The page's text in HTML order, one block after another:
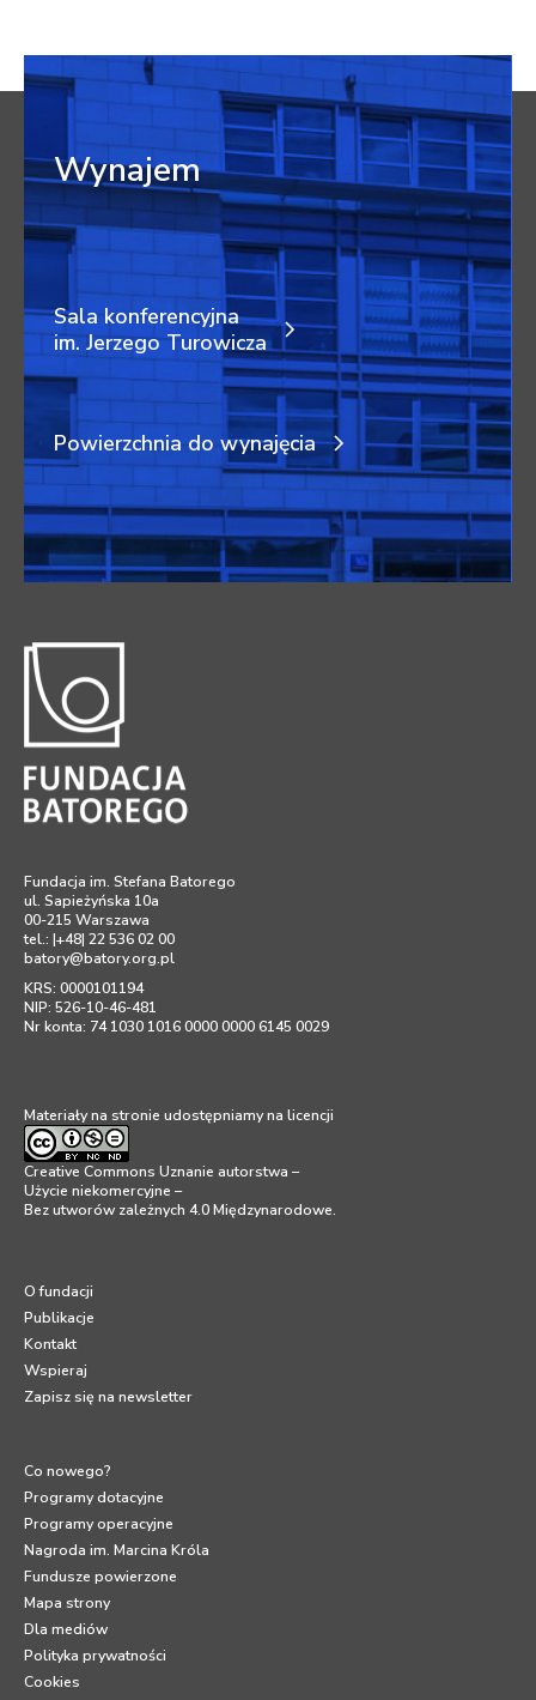
Fundacja im. Stefana Batorego
ul. Sapieżyńska 10a
00-215 Warszawa
tel.: |+48| 22 536 02 00
batory@batory.org.pl
KRS: 0000101194
NIP: 526-10-46-481
Nr konta: 74 1030 1016 0000 0000 6145 0029
Materiały na stronie udostępniamy na licencji
Creative Commons Uznanie autorstwa –
Użycie niekomercyjne –
Bez utworów zależnych 4.0 Międzynarodowe.
O fundacji
Publikacje
Kontakt
Wspieraj
Zapisz się na newsletter
Co nowego?
Programy dotacyjne
Programy operacyjne
Nagroda im. Marcina Króla
Fundusze powierzone
Mapa strony
Dla mediów
Polityka prywatności
Cookies
Wynajem
Sala konferencyjna
im. Jerzego Turowicza
Powierzchnia do wynajęcia